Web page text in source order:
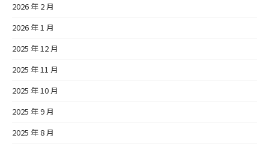
2026 年 2 月
2026 年 1 月
2025 年 12 月
2025 年 11 月
2025 年 10 月
2025 年 9 月
2025 年 8 月